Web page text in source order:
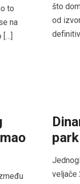
to
na
[…]
što
od
veljače